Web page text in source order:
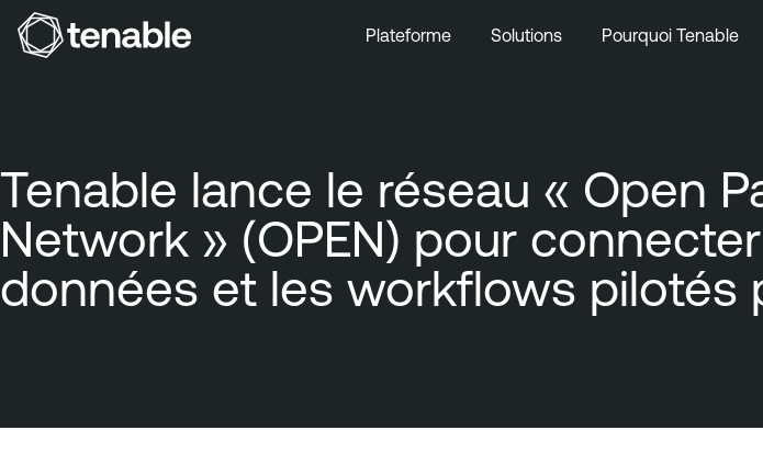
Plateforme Solutions Pourquoi Tenable
Tenable lance le réseau « Open
Network » (OPEN) pour
données et les workflows pilotés